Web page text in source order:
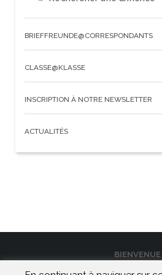
BRIEFFREUNDE@CORRESPONDANTS
CLASSE@KLASSE
INSCRIPTION À NOTRE NEWSLETTER
ACTUALITÉS
BIENVENUE